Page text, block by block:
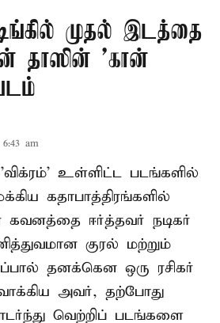
முதல் இடத்தை
தாஸின் 'கான்
am
உள்ளிட்ட படங்களில்
கதாபாத்திரங்களில்
கவனத்தை ஈர்த்தவர் நடிகர்
குரல் மற்றும்
தனக்கென ஒரு ரசிகர்
அவர், தற்போது
வெற்றிப் படங்களை